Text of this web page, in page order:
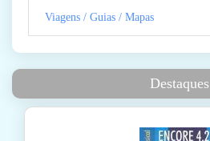
Viagens / Guias / Mapas
Destaques